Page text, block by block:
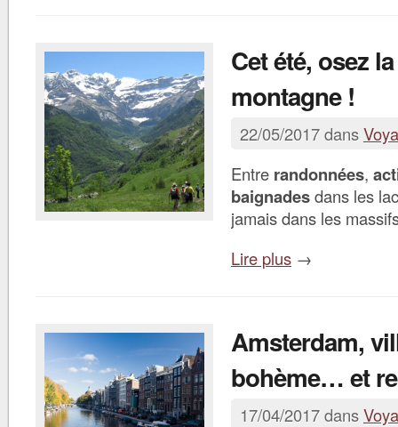
Cet été, osez la
montagne !
22/05/2017 dans
Entre randonnées,
baignadesdans les
jamais dans les
Lire plus →
Amsterdam,
bohème… et
17/04/2017 dans